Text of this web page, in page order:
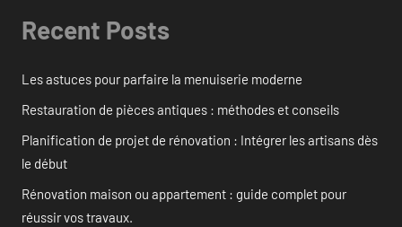
Recent Posts
Les astuces pour parfaire la menuiserie moderne
Restauration de pièces antiques : méthodes et conseils
Planification de projet de rénovation : Intégrer les artisans dès
le début
Rénovation maison ou appartement : guide complet pour
réussir vos travaux.